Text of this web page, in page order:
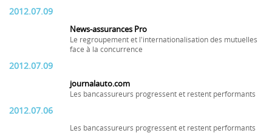
2012.07.09
News-assurances Pro
Le regroupement et l'internationalisation des mutuelles
face à la concurrence
2012.07.09
journalauto.com
Les bancassureurs progressent et restent performants
2012.07.06
Les bancassureurs progressent et restent performants